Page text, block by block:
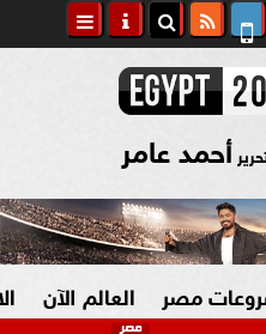
أحمد عامر
مصر العالم الآن